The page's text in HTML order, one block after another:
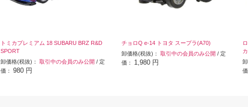
トミカプレミアム 18 SUBARU BRZ R&D
SPORT
卸価格(税抜)： 取引中の会員のみ公開 / 定
価： 980 円
チョロQ e-14 トヨタ スープラ(A70)
卸価格(税抜)： 取引中の会員のみ公開 / 定
価： 1,980 円